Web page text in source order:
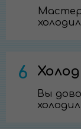
6
Вы